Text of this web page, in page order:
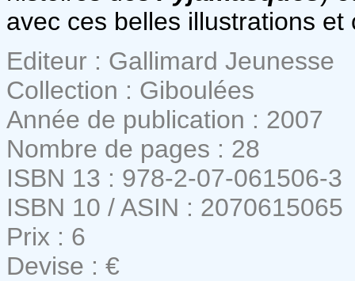
avec ces belles illustrations
Editeur : Gallimard Jeunesse
Collection : Giboulées
Année de publication : 2007
Nombre de pages : 28
ISBN 13 : 978-2-07-061506-3
ISBN 10 / ASIN : 2070615065
Prix : 6
Devise : €